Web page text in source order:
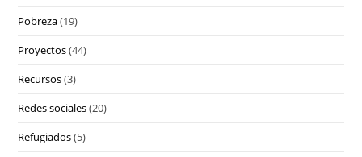
Pobreza(19)
Proyectos(44)
Recursos(3)
Redes sociales(20)
Refugiados(5)